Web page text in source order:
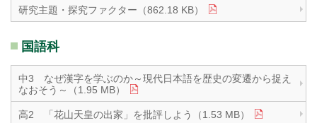
研究主題・探究ファクター（862.18 KB）
国語科
中3 なぜ漢字を学ぶのか～現代日本語を歴史の変遷から捉え
なおそう～（1.95 MB）
高2 「花山天皇の出家」を批評しよう（1.53 MB）